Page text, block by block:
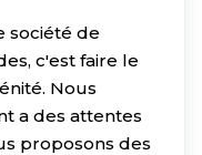
société de
c'est faire le
Nous
a des attentes
proposons des